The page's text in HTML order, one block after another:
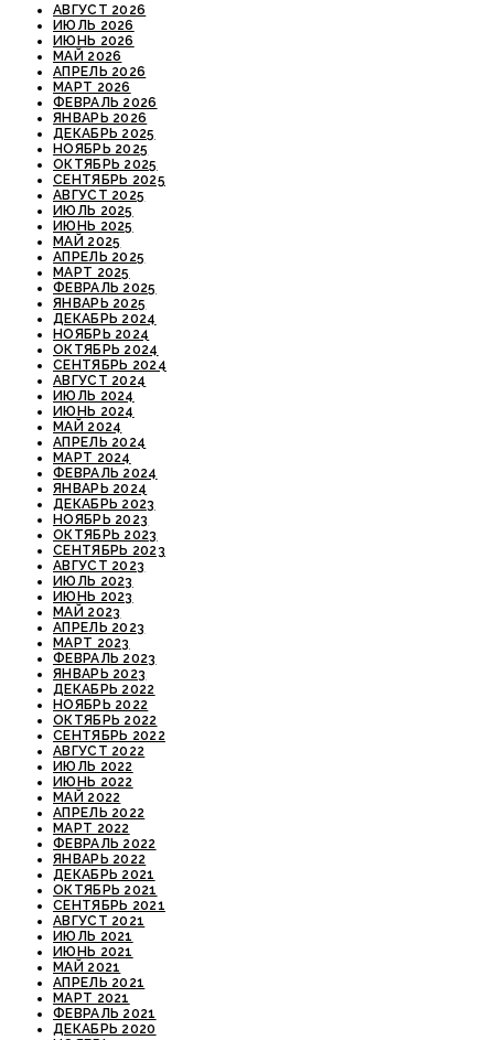
АВГУСТ 2026
ИЮЛЬ 2026
ИЮНЬ 2026
МАЙ 2026
АПРЕЛЬ 2026
МАРТ 2026
ФЕВРАЛЬ 2026
ЯНВАРЬ 2026
ДЕКАБРЬ 2025
НОЯБРЬ 2025
ОКТЯБРЬ 2025
СЕНТЯБРЬ 2025
АВГУСТ 2025
ИЮЛЬ 2025
ИЮНЬ 2025
МАЙ 2025
АПРЕЛЬ 2025
МАРТ 2025
ФЕВРАЛЬ 2025
ЯНВАРЬ 2025
ДЕКАБРЬ 2024
НОЯБРЬ 2024
ОКТЯБРЬ 2024
СЕНТЯБРЬ 2024
АВГУСТ 2024
ИЮЛЬ 2024
ИЮНЬ 2024
МАЙ 2024
АПРЕЛЬ 2024
МАРТ 2024
ФЕВРАЛЬ 2024
ЯНВАРЬ 2024
ДЕКАБРЬ 2023
НОЯБРЬ 2023
ОКТЯБРЬ 2023
СЕНТЯБРЬ 2023
АВГУСТ 2023
ИЮЛЬ 2023
ИЮНЬ 2023
МАЙ 2023
АПРЕЛЬ 2023
МАРТ 2023
ФЕВРАЛЬ 2023
ЯНВАРЬ 2023
ДЕКАБРЬ 2022
НОЯБРЬ 2022
ОКТЯБРЬ 2022
СЕНТЯБРЬ 2022
АВГУСТ 2022
ИЮЛЬ 2022
ИЮНЬ 2022
МАЙ 2022
АПРЕЛЬ 2022
МАРТ 2022
ФЕВРАЛЬ 2022
ЯНВАРЬ 2022
ДЕКАБРЬ 2021
ОКТЯБРЬ 2021
СЕНТЯБРЬ 2021
АВГУСТ 2021
ИЮЛЬ 2021
ИЮНЬ 2021
МАЙ 2021
АПРЕЛЬ 2021
МАРТ 2021
ФЕВРАЛЬ 2021
ДЕКАБРЬ 2020